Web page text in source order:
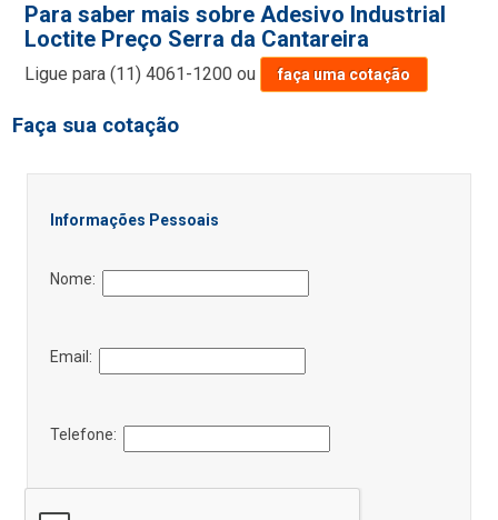
Para saber mais sobre Adesivo Industrial
Loctite Preço Serra da Cantareira
Ligue para(11) 4061-1200 ou faça uma cotação
Faça sua cotação
Informações Pessoais
Nome:
Email:
Telefone: